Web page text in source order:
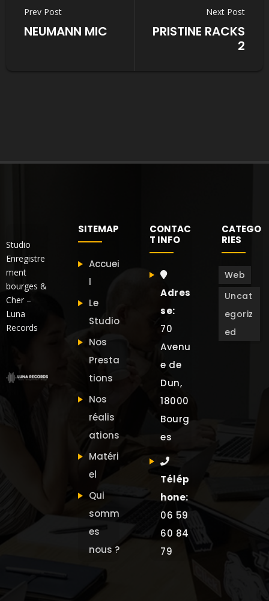
Prev Post
NEUMANN MIC
Next Post
PRISTINE RACKS
2
Studio
Enregistre
ment
bourges &
Cher –
Luna
Records
SITEMAP
Accuei
l
Le
Studio
Nos
Presta
tions
Nos
réalis
ations
Matéri
el
Qui
somm
es
nous ?
CONTAC
T INFO
Adres
se:
70
Avenu
e de
Dun,
18000
Bourg
es
Télép
hone:
06 59
60 84
79
CATEGO
RIES
Web
Uncat
egoriz
ed